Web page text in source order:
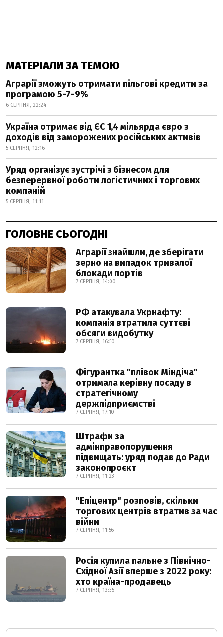
МАТЕРІАЛИ ЗА ТЕМОЮ
Аграрії зможуть отримати пільгові кредити за
програмою 5-7-9%
6 СЕРПНЯ, 22:24
Україна отримає від ЄС 1,4 мільярда євро з
доходів від заморожених російських активів
5 СЕРПНЯ, 12:16
Уряд організує зустрічі з бізнесом для
безперервної роботи логістичних і торгових
компаній
5 СЕРПНЯ, 11:11
ГОЛОВНЕ СЬОГОДНІ
Аграрії знайшли, де зберігати
зерно на випадок тривалої
блокади портів
7 СЕРПНЯ, 14:00
РФ атакувала Укрнафту:
компанія втратила суттєві
обсяги видобутку
7 СЕРПНЯ, 16:50
Фігурантка "плівок Міндіча"
отримала керівну посаду в
стратегічному
держпідприємстві
7 СЕРПНЯ, 17:10
Штрафи за
адмінправопорушення
підвищать: уряд подав до Ради
законопроєкт
7 СЕРПНЯ, 11:23
"Епіцентр" розповів, скільки
торгових центрів втратив за час
війни
7 СЕРПНЯ, 11:56
Росія купила пальне з Північно-
Східної Азії вперше з 2022 року:
хто країна-продавець
7 СЕРПНЯ, 13:35